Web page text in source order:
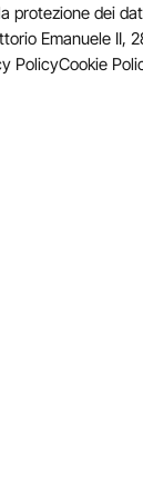
protezione dei
Emanuele II,
PolicyCookie